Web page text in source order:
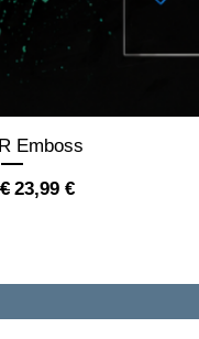
Emboss
Sale-Preis
23,99 €